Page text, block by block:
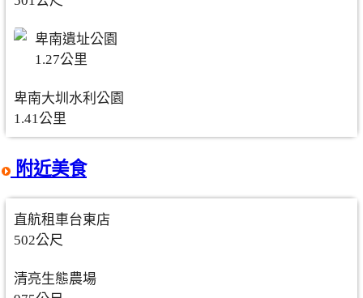
卑南遺址公園
1.27公里
卑南大圳水利公園
1.41公里
附近美食
直航租車台東店
502公尺
清亮生態農場